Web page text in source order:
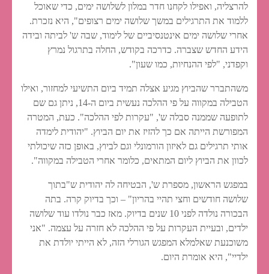
להרצליה, ואפילו לקחנו חדר במלון לשלושה ימים, כדי שאוכל
ללמוד את התרגילים במשך שלושה ימים רצופים", היא נזכרת.
אחרי שלושה ימים אינטנסיביים של לימוד, שבה ש' לביתה ובידה
הידע החדש שצברה. כדרכה בקודש, החלה בתרגול נמרץ
וקפדני, "לפי ההנחיות, כמו שעון".
משהתברר שהביוץ מגיע אצלה תמיד ביום התשיעי למחזור, ואילו
הטבילה במקווה על פי ההלכה נעשית ביום ה-14, ניתן גם שם
לתופעה שממנה סבלה ש', "עקרות לפי ההלכה". כעת, המטרה
המפורשת הייתה אם כך להזיז את יום הביוץ. "יהודית לימדה
אותי תרגילים גם לאיזון הורמונלי וגם לביוץ, באופן כזה שיכולתי
לכוון את הביוץ ליום המתאים, כלומר אחרי הטבילה במקווה".
במפגש הראשון, מספרת ש', הבטיחה לה יהודית ש"בתוך
שלושה חודשים וחצי תהיי בהריון" – וכך בדיוק קרה. בתה
הבכורה נולדה לפני 10 שנים בדיוק. מאז כבר נולדו עוד שלושה
ילדים, ובעיית העקרות על פי ההלכה לא חזרה על עצמה. "אני
משוכנעת שאלמלא המפגש הגורלי הזה, לא הייתי יולדת את
ילדיי", היא אומרת היום.